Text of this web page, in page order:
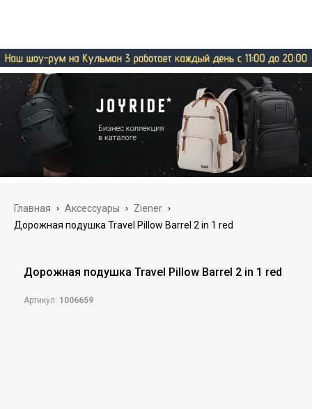
Главная › Аксессуары › Ziener ›
Дорожная подушка Travel Pillow Barrel 2 in 1 red
Дорожная подушка Travel Pillow Barrel 2 in 1 red
Артикул: 1006659